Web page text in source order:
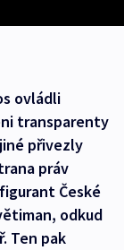
ovládli
transparenty
přivezly
práv
České
odkud
Ten pak